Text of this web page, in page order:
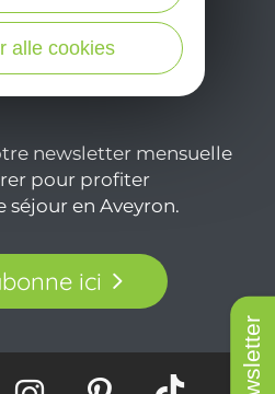
Newsletter
newsletter mensuelle
pour profiter
en Aveyron.
ici
alle cookies